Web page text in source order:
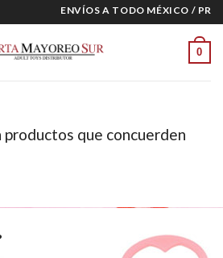
ENVÍOS A TODO MÉXICO /
0
que concuerden